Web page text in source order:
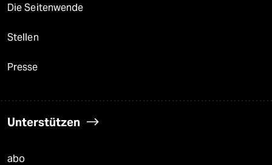
Die Seitenwende
Stellen
Presse
Unterstützen
abo